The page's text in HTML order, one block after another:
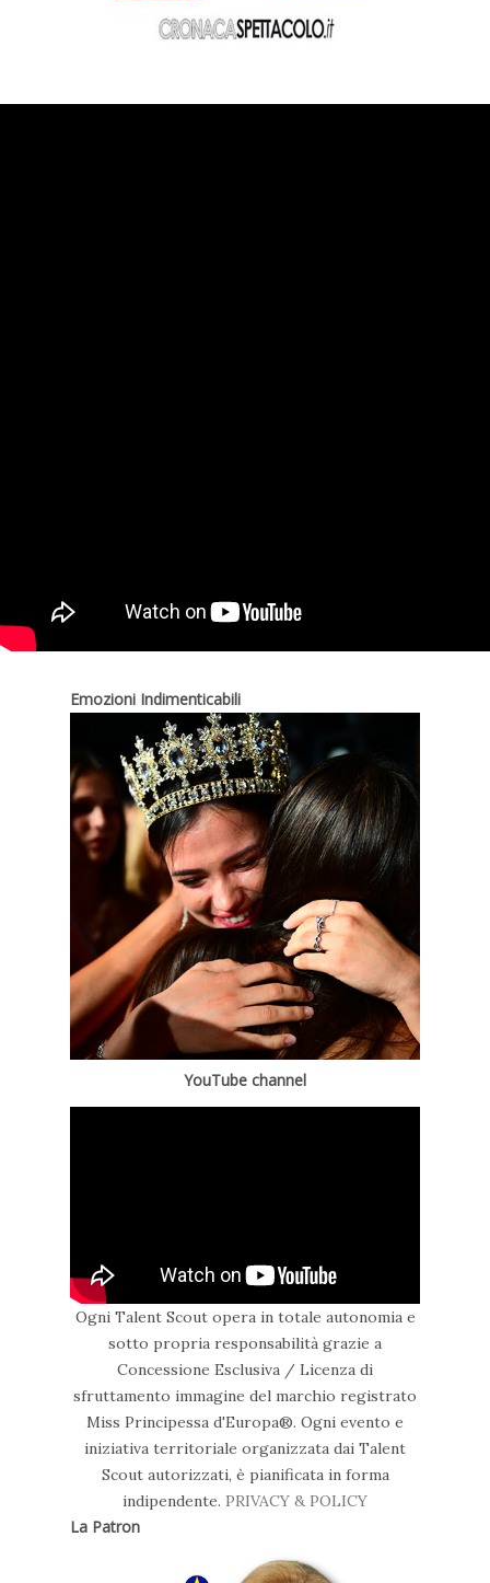
Emozioni Indimenticabili
YouTube channel
Ogni Talent Scout opera in totale autonomia e
sotto propria responsabilità grazie a
Concessione Esclusiva / Licenza di
sfruttamento immagine del marchio registrato
Miss Principessa d'Europa®. Ogni evento e
iniziativa territoriale organizzata dai Talent
Scout autorizzati, è pianificata in forma
indipendente. PRIVACY & POLICY
La Patron